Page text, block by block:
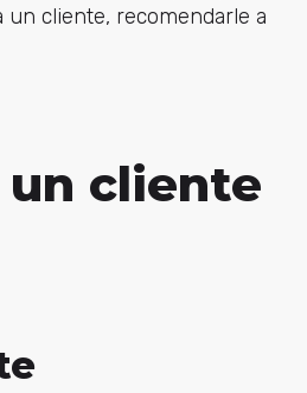
cliente, recomendarle a
cliente